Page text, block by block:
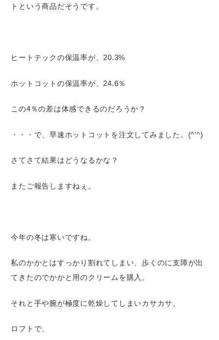
トという商品だそうです。
ヒートテックの保温率が、20.3%
ホットコットの保温率が、24.6％
この4％の差は体感できるのだろうか？
・・・で、早速ホットコットを注文してみました。(^’^)
さてさて結果はどうなるかな？
またご報告しますねぇ。
今年の冬は寒いですね。
私のかかとはすっかり割れてしまい、歩くのに支障が出
てきたのでかかと用のクリームを購入。
それと手や腕が極度に乾燥してしまいカサカサ。
ロフトで、